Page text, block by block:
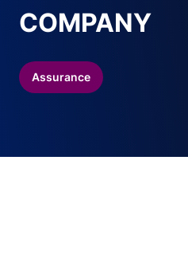
COMPANY
Assurance